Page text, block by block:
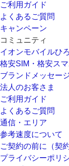
ご利用ガイド
よくあるご質問
キャンペーン
コミュニティ
イオンモバイルひ
格安SIM・格安ス
ブランドメッセー
法人のお客さま
ご利用ガイド
よくあるご質問
通信・エリア
参考速度について
ご契約の前に（契
プライバシーポリ